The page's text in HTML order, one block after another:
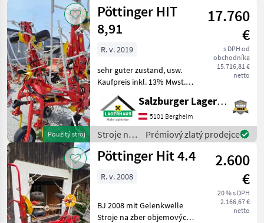
Beratung und e
objemových
krmív /
Pöttinger
Použitý stroj
Pöttinger HIT
8,91
17.760
€
s DPH od
obchodníka
15.716,81 €
netto
R. v. 2019
sehr guter zustand, usw.
Kaufpreis inkl. 13% Mwst.
Wir bitten telefonisch oder
per Mail Ihren Besuch
bekanntzugeben, um
ausreichend Zeit für die
Beratung und eventue
Salzburger Lagerhaus-Technik
5101 Bergheim
Stroje na
zber
objemových
Pöttinger
Prémiový zlatý prodejce
Pöttinger Hit 4.4
2.600
€
20 % s DPH
2.166,67 €
netto
R. v. 2008
BJ 2008 mit Gelenkwelle
Stroje na zber objemových